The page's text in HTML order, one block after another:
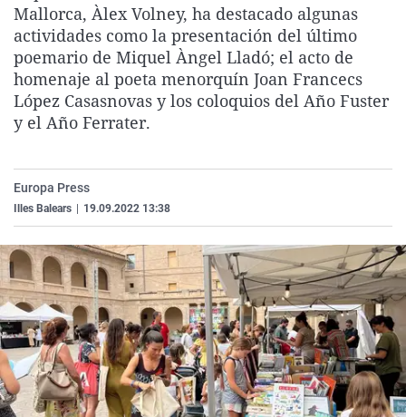
La rosa de los vientos
Gente viajera
Como el perro y el
Caso
Retornados
Equipo de
Operación Viuda
Extremadura
Galicia
La Rioja
Navarra
Virales
Televisión
Elecciones
Mallorca, Àlex Volney, ha destacado algunas
actividades como la presentación del último
poemario de Miquel Àngel Lladó; el acto de
homenaje al poeta menorquín Joan Francecs
López Casasnovas y los coloquios del Año Fuster
y el Año Ferrater.
Europa Press
Illes Balears 19.09.2022 13:38